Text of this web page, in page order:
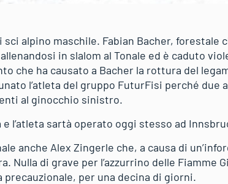
alpino maschile. Fabian Bacher, forestale
in slalom al Tonale ed è caduto
che ha causato a Bacher la rottura del
l’atleta del gruppo FuturFisi perché due
al ginocchio sinistro.
l’atleta sartà operato oggi stesso ad
anche Alex Zingerle che, a causa di
Nulla di grave per l’azzurrino delle Fiamme
per una decina di giorni.